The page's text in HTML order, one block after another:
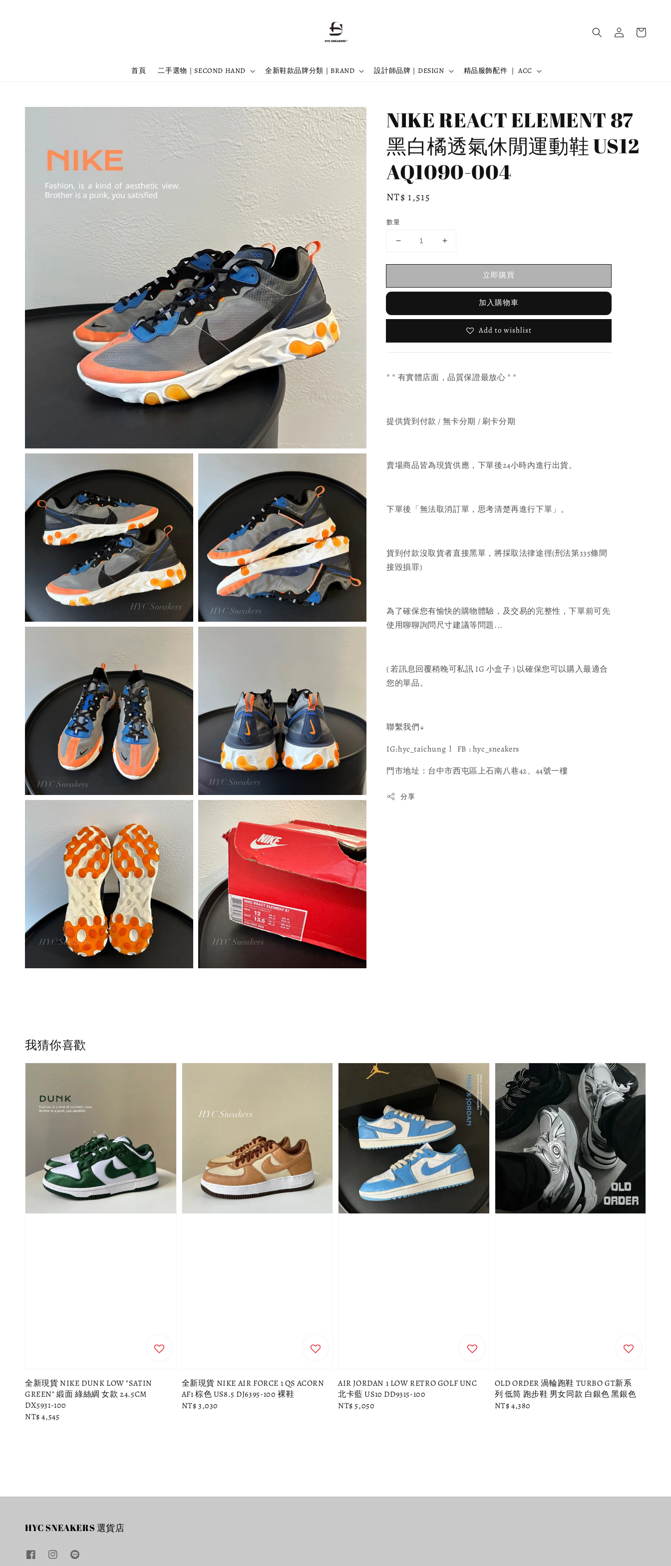
首頁 二手選物｜SECOND HAND 全新鞋款品牌分類｜BRAND 設計師品牌｜DESIGN 精品服飾配件 ｜ ACC
NIKE REACT ELEMENT 87
黑白橘透氣休閒運動鞋 US12
AQ1090-004
Regular
NT$ 1,515
數量
立即購買
加入購物車
Add to wishlist
* * 有實體店面，品質保證最放心 * *
提供貨到付款 / 無卡分期 / 刷卡分期
賣場商品皆為現貨供應，下單後24小時內進行出貨。
下單後「無法取消訂單，思考清楚再進行下單」。
貨到付款沒取貨者直接黑單，將採取法律途徑(刑法第335條間
接毀損罪)
為了確保您有愉快的購物體驗，及交易的完整性，下單前可先
使用聊聊詢問尺寸建議等問題...
( 若訊息回覆稍晚可私訊 IG 小盒子 ) 以確保您可以購入最適合
您的單品。
聯繫我們↓
IG:hyc_taichung l FB : hyc_sneakers
門市地址：台中市西屯區上石南八巷42、44號一樓
分享
我猜你喜歡
全新現貨 NIKE DUNK LOW "SATIN
GREEN" 緞面 綠絲綢 女款 24.5CM
DX5931-100
Regular
NT$ 4,545
全新現貨 NIKE AIR FORCE 1 QS ACORN
AF1 棕色 US8.5 DJ6395-100 裸鞋
Regular
NT$ 3,030
AIR JORDAN 1 LOW RETRO GOLF UNC
北卡藍 US10 DD9315-100
Regular
NT$ 5,050
OLD ORDER 渦輪跑鞋 TURBO GT新系
列 低筒 跑步鞋 男女同款 白銀色 黑銀色
Regular
NT$ 4,380
HYC SNEAKERS 選貨店